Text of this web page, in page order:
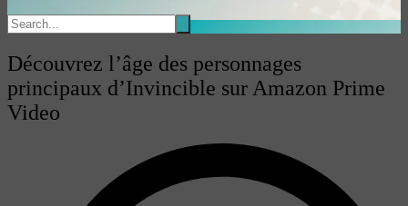
Découvrez l’âge des personnages
principaux d’Invincible sur Amazon Prime
Video